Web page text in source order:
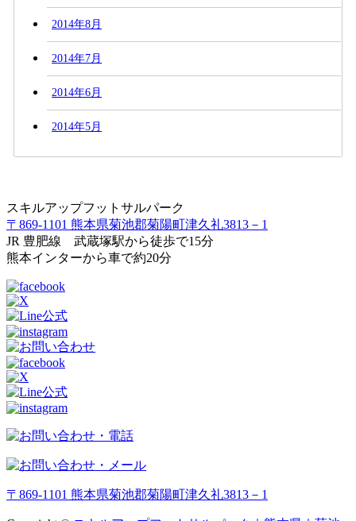
2014年8月
2014年7月
2014年6月
2014年5月
スキルアップフットサルパーク
〒869-1101 熊本県菊池郡菊陽町津久礼3813－1
JR 豊肥線 武蔵塚駅から徒歩で15分
熊本インターから車で約20分
〒869-1101 熊本県菊池郡菊陽町津久礼3813－1